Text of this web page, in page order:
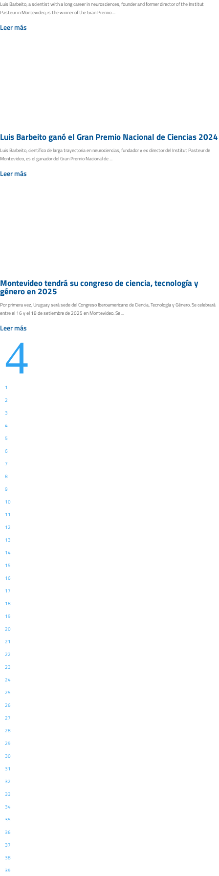
Luis Barbeito, a scientist with a long career in neurosciences, founder and former director of the Institut
Pasteur in Montevideo, is the winner of the Gran Premio ...
Leer más
Luis Barbeito ganó el Gran Premio Nacional de Ciencias 2024
Luis Barbeito, científico de larga trayectoria en neurociencias, fundador y ex director del Institut Pasteur de
Montevideo, es el ganador del Gran Premio Nacional de ...
Leer más
Montevideo tendrá su congreso de ciencia, tecnología y
género en 2025
Por primera vez, Uruguay será sede del Congreso Iberoamericano de Ciencia, Tecnología y Género. Se celebrará
entre el 16 y el 18 de setiembre de 2025 en Montevideo. Se ...
Leer más
4
1
2
3
4
5
6
7
8
9
10
11
12
13
14
15
16
17
18
19
20
21
22
23
24
25
26
27
28
29
30
31
32
33
34
35
36
37
38
39